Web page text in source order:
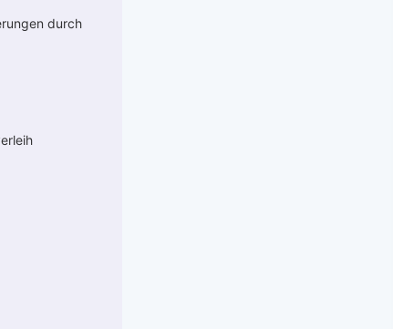
durch